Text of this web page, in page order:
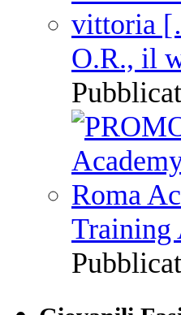
O.R., il
Training